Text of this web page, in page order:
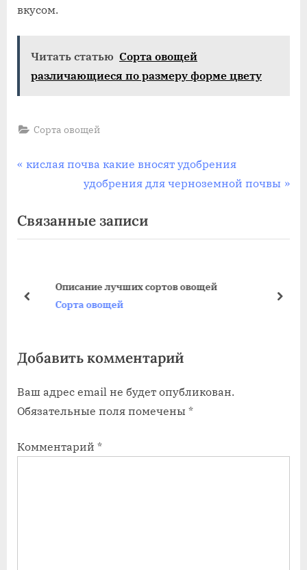
вкусом.
Читать статью Сорта овощей
различающиеся по размеру форме цвету
Сорта овощей
Навигация
записям
П
д
ы
щ
з
п
и
ь
кислая почва какие вносят удобрения
С
е
д
з
п
и
ь
удобрения для черноземной почвы
Связанные записи
Описание лучших сортов овощей
Сорта овощей
пред
Добавить комментарий
Ваш адрес email не будет опубликован.
Обязательные поля помечены *
Комментарий *